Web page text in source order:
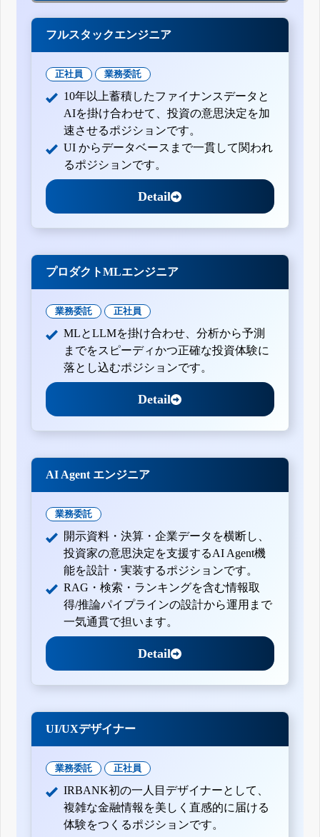
フルスタックエンジニア
正社員 業務委託
10年以上蓄積したファイナンスデータと
AIを掛け合わせて、投資の意思決定を加
速させるポジションです。
UI からデータベースまで一貫して関われ
るポジションです。
Detail
プロダクトMLエンジニア
業務委託 正社員
MLとLLMを掛け合わせ、分析から予測
までをスピーディかつ正確な投資体験に
落とし込むポジションです。
Detail
AI Agent エンジニア
業務委託
開示資料・決算・企業データを横断し、
投資家の意思決定を支援するAI Agent機
能を設計・実装するポジションです。
RAG・検索・ランキングを含む情報取
得/推論パイプラインの設計から運用まで
一気通貫で担います。
Detail
UI/UXデザイナー
業務委託 正社員
IRBANK初の一人目デザイナーとして、
複雑な金融情報を美しく直感的に届ける
体験をつくるポジションです。